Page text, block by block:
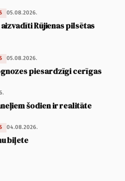
05.08.2026.
Rūjienas pilsētas
05.08.2026.
piesardzīgi cerīgas
šodien ir realitāte
04.08.2026.
biļete